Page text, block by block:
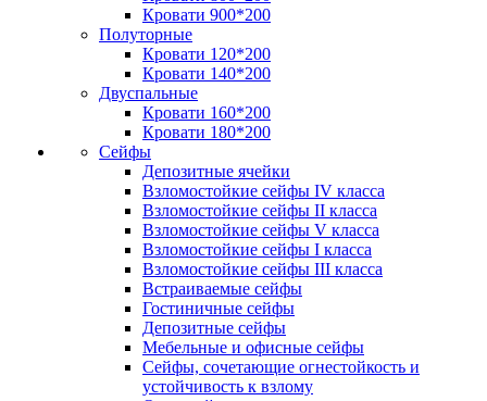
Кровати 900*200
Полуторные
Кровати 120*200
Кровати 140*200
Двуспальные
Кровати 160*200
Кровати 180*200
Сейфы
Депозитные ячейки
Взломостойкие сейфы IV класса
Взломостойкие сейфы II класса
Взломостойкие сейфы V класса
Взломостойкие сейфы I класса
Взломостойкие сейфы III класса
Встраиваемые сейфы
Гостиничные сейфы
Депозитные сейфы
Мебельные и офисные сейфы
Сейфы, сочетающие огнестойкость и
устойчивость к взлому